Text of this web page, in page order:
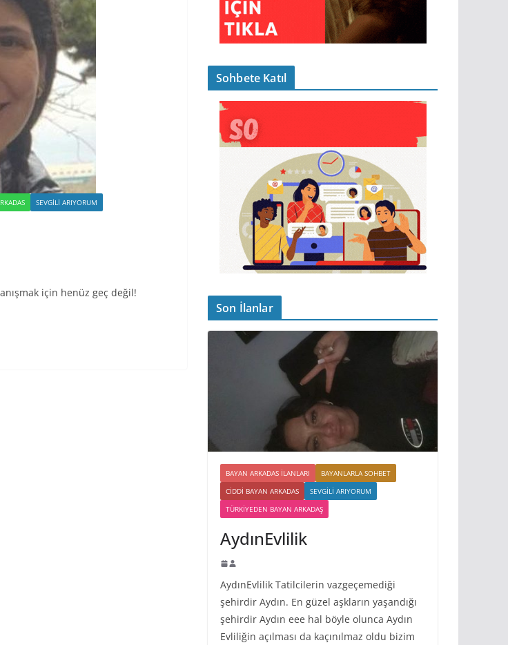
SEVGILI ARIYORUM
için henüz geç değil!
Sohbete Katıl
Son İlanlar
BAYAN ARKADAS ILANLARI
BAYANLARLA SOHBET
CIDDI BAYAN ARKADAS
SEVGILI ARIYORUM
TÜRKIYEDEN BAYAN ARKADAŞ
AydınEvlilik
AydınEvlilik Tatilcilerin vazgeçemediği
şehirdir Aydın. En güzel aşkların yaşandığı
şehirdir Aydın eee hal böyle olunca Aydın
Evliliğin açılması da kaçınılmaz oldu bizim